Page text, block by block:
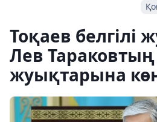
Тоқаев белгілі
Лев
жуықтарына